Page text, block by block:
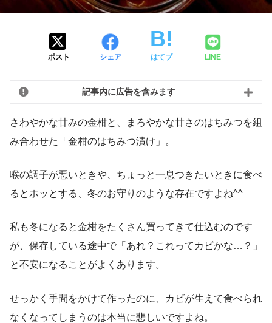
ポスト シェア はてブ LINE
記事内に広告を含みます
さわやかな甘みの金柑と、まろやかな甘さのはちみつを組
み合わせた「金柑のはちみつ漬け」。
喉の調子が悪いときや、ちょっと一息つきたいときに食べ
るとホッとする、冬のお守りのような存在ですよね^^
私も冬になると金柑をたくさん買ってきて仕込むのです
が、保存している途中で「あれ？これってカビかな…？」
と不安になることがよくあります。
せっかく手間をかけて作ったのに、カビが生えて食べられ
なくなってしまうのは本当に悲しいですよね。